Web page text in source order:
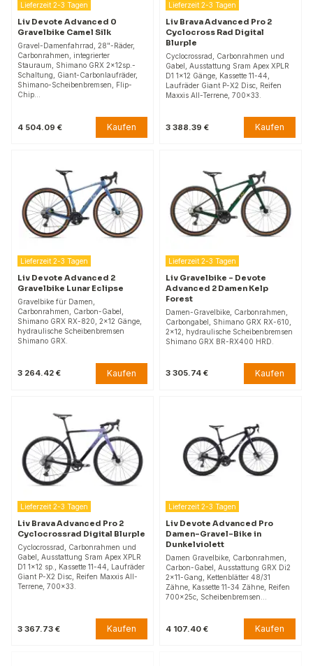
Lieferzeit 2-3 Tagen
Liv Devote Advanced 0
Gravelbike Camel Silk
Gravel-Damenfahrrad, 28"-Räder,
Carbonrahmen, integrierter
Stauraum, Shimano GRX 2x12sp.-
Schaltung, Giant-Carbonlaufräder,
Shimano-Scheibenbremsen, Flip-
Chip…
4 504.09 € Kaufen
Lieferzeit 2-3 Tagen
Liv Brava Advanced Pro 2
Cyclocross Rad Digital
Blurple
Cyclocrossrad, Carbonrahmen und
Gabel, Ausstattung Sram Apex XPLR
D1 1x12 Gänge, Kassette 11-44,
Laufräder Giant P-X2 Disc, Reifen
Maxxis All-Terrene, 700x33.
3 388.39 € Kaufen
Lieferzeit 2-3 Tagen
Liv Devote Advanced 2
Gravelbike Lunar Eclipse
Gravelbike für Damen,
Carbonrahmen, Carbon-Gabel,
Shimano GRX RX-820, 2x12 Gänge,
hydraulische Scheibenbremsen
Shimano GRX.
3 264.42 € Kaufen
Lieferzeit 2-3 Tagen
Liv Gravelbike – Devote
Advanced 2 Damen Kelp
Forest
Damen-Gravelbike, Carbonrahmen,
Carbongabel, Shimano GRX RX-610,
2x12, hydraulische Scheibenbremsen
Shimano GRX BR-RX400 HRD.
3 305.74 € Kaufen
Lieferzeit 2-3 Tagen
Liv Brava Advanced Pro 2
Cyclocrossrad Digital Blurple
Cyclocrossrad, Carbonrahmen und
Gabel, Ausstattung Sram Apex XPLR
D1 1x12 sp., Kassette 11-44, Laufräder
Giant P-X2 Disc, Reifen Maxxis All-
Terrene, 700x33.
3 367.73 € Kaufen
Lieferzeit 2-3 Tagen
Liv Devote Advanced Pro
Damen-Gravel-Bike in
Dunkelviolett
Damen Gravelbike, Carbonrahmen,
Carbon-Gabel, Ausstattung GRX Di2
2x11-Gang, Kettenblätter 48/31
Zähne, Kassette 11-34 Zähne, Reifen
700x25c, Scheibenbremsen…
4 107.40 € Kaufen